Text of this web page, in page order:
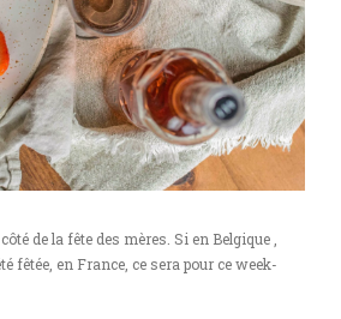
de la fête des mères. Si en Belgique ,
fêtée, en France, ce sera pour ce week-